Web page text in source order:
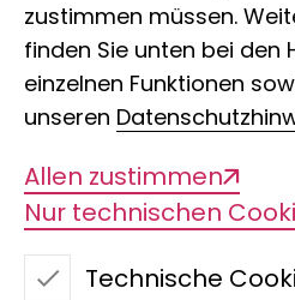
Dinosaurier
Verwandten:
Krokodile,
zustimmen müssen.
finden Sie unten bei den
einzelnen Funktionen
unseren
Allen zustimmen
Nur technischen
Technische